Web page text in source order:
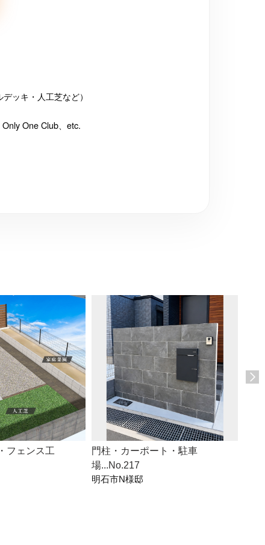
ッキ・人工芝など）
One Club、etc.
フェンス工
門柱・カーポート・駐車
場...No.217
明石市N様邸